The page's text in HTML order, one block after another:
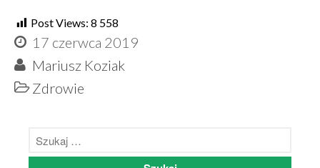
Post Views: 8 558
17 czerwca 2019
Mariusz Koziak
Zdrowie